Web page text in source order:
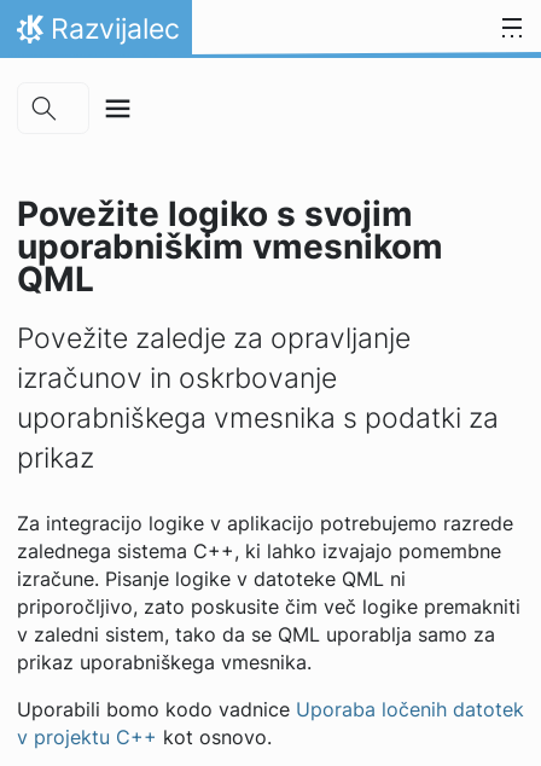
Skip to main content
Preskoči na vsebino
Domov
Razvijalec
Povežite logiko s svojim
uporabniškim vmesnikom
QML
Povežite zaledje za opravljanje
izračunov in oskrbovanje
uporabniškega vmesnika s podatki za
prikaz
Za integracijo logike v aplikacijo potrebujemo razrede
zalednega sistema C++, ki lahko izvajajo pomembne
izračune. Pisanje logike v datoteke QML ni
priporočljivo, zato poskusite čim več logike premakniti
v zaledni sistem, tako da se QML uporablja samo za
prikaz uporabniškega vmesnika.
Uporabili bomo kodo vadnice Uporaba ločenih datotek
v projektu C++ kot osnovo.